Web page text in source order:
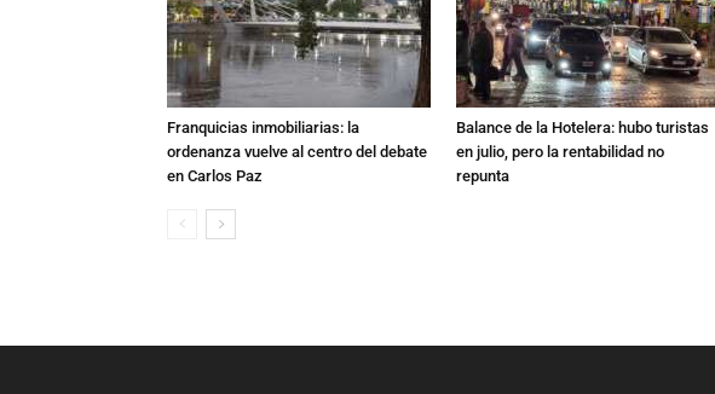
Franquicias inmobiliarias: la
ordenanza vuelve al centro del debate
en Carlos Paz
Balance de la Hotelera: hubo turistas
en julio, pero la rentabilidad no
repunta